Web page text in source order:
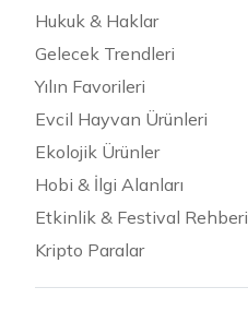
Hukuk & Haklar
Gelecek Trendleri
Yılın Favorileri
Evcil Hayvan Ürünleri
Ekolojik Ürünler
Hobi & İlgi Alanları
Etkinlik & Festival Rehberi
Kripto Paralar